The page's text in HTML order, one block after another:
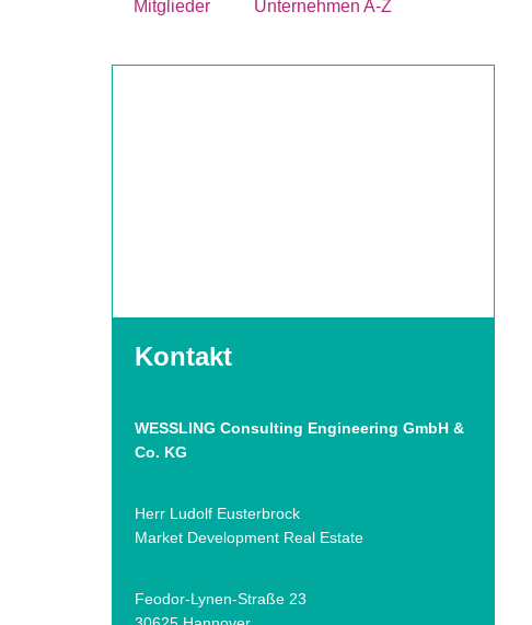
Mitglieder Unternehmen A-Z
Kontakt
WESSLING Consulting Engineering GmbH &
Co. KG
Herr Ludolf Eusterbrock
Market Development Real Estate
Feodor-Lynen-Straße 23